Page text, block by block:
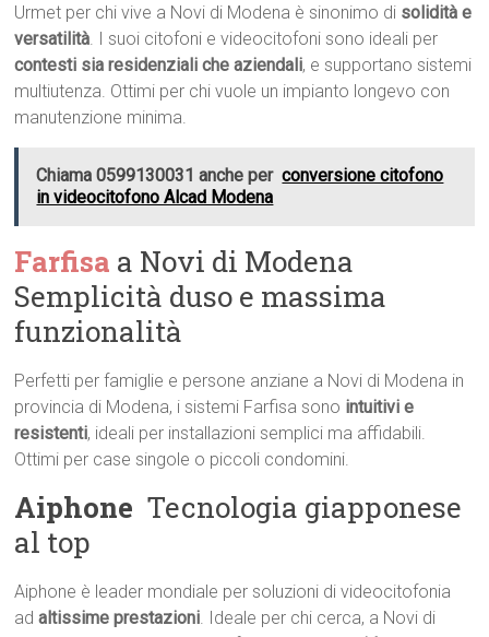
Urmet per chi vive a Novi di Modena è sinonimo di solidità e
versatilità. I suoi citofoni e videocitofoni sono ideali per
contesti sia residenziali che aziendali, e supportano sistemi
multiutenza. Ottimi per chi vuole un impianto longevo con
manutenzione minima.
Chiama 0599130031 anche per conversione citofono
in videocitofono Alcad Modena
Farfisa a Novi di Modena 
Semplicità duso e massima
funzionalità
Perfetti per famiglie e persone anziane a Novi di Modena in
provincia di Modena, i sistemi Farfisa sono intuitivi e
resistenti, ideali per installazioni semplici ma affidabili.
Ottimi per case singole o piccoli condomini.
Aiphone  Tecnologia giapponese
al top
Aiphone è leader mondiale per soluzioni di videocitofonia
adaltissime prestazioni. Ideale per chi cerca, a Novi di